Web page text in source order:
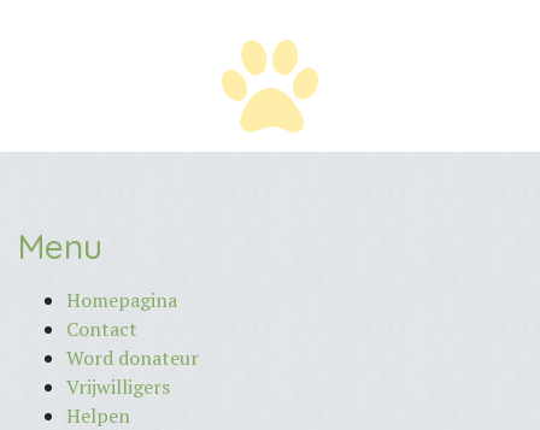
Menu
Homepagina
Contact
Word donateur
Vrijwilligers
Helpen